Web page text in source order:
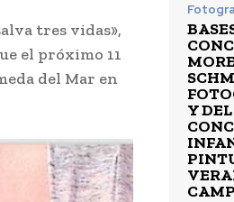
tres vidas»,
el próximo 11
del Mar en
Y